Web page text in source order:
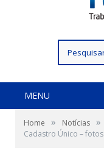
por:
MENU
Home » Notícias »
Cadastro Único – fotos